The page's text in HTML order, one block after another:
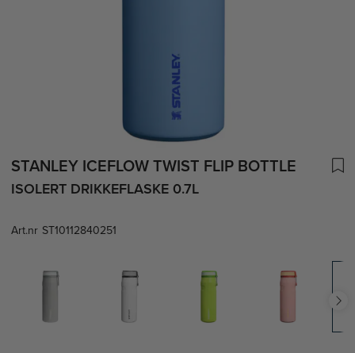
STANLEY ICEFLOW TWIST FLIP BOTTLE
ISOLERT DRIKKEFLASKE 0.7L
Art.nr ST10112840251